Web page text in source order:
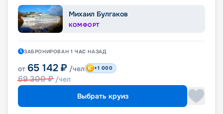
Михаил Булгаков
КОМФОРТ
ЗАБРОНИРОВАН 1 ЧАС НАЗАД
от 65 142 ₽ /чел
69 300₽ /чел
+1 000
Выбрать круиз